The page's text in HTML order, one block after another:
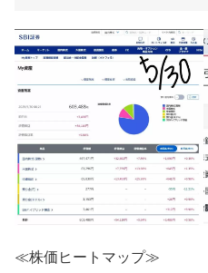
≪株価ヒートマップ≫